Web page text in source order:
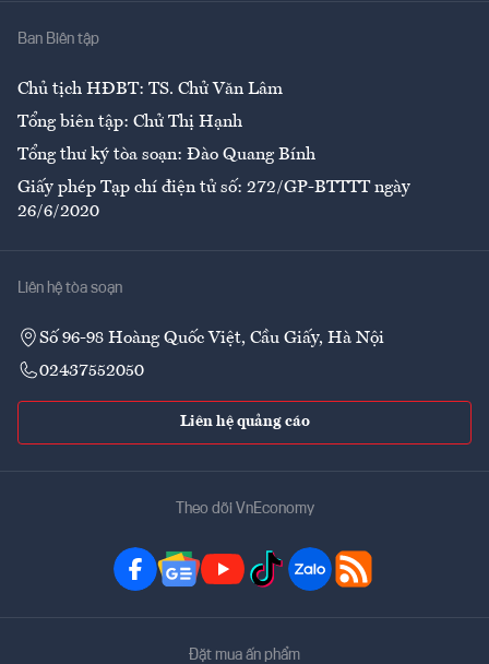
Ban Biên tập
Chủ tịch HĐBT: TS. Chử Văn Lâm
Tổng biên tập: Chử Thị Hạnh
Tổng thư ký tòa soạn: Đào Quang Bính
Giấy phép Tạp chí điện tử số: 272/GP-BTTTT ngày
26/6/2020
Liên hệ tòa soạn
Số 96-98 Hoàng Quốc Việt, Cầu Giấy, Hà Nội
02437552050
Liên hệ quảng cáo
Theo dõi VnEconomy
Đặt mua ấn phẩm